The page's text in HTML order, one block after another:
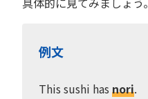
例文
This sushi has nori.